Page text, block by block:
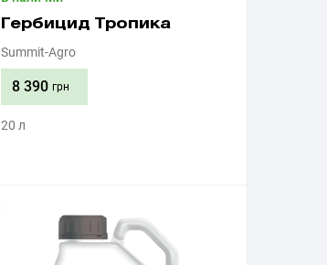
Гербицид Тропика
Summit-Agro
8 390 грн
20 л